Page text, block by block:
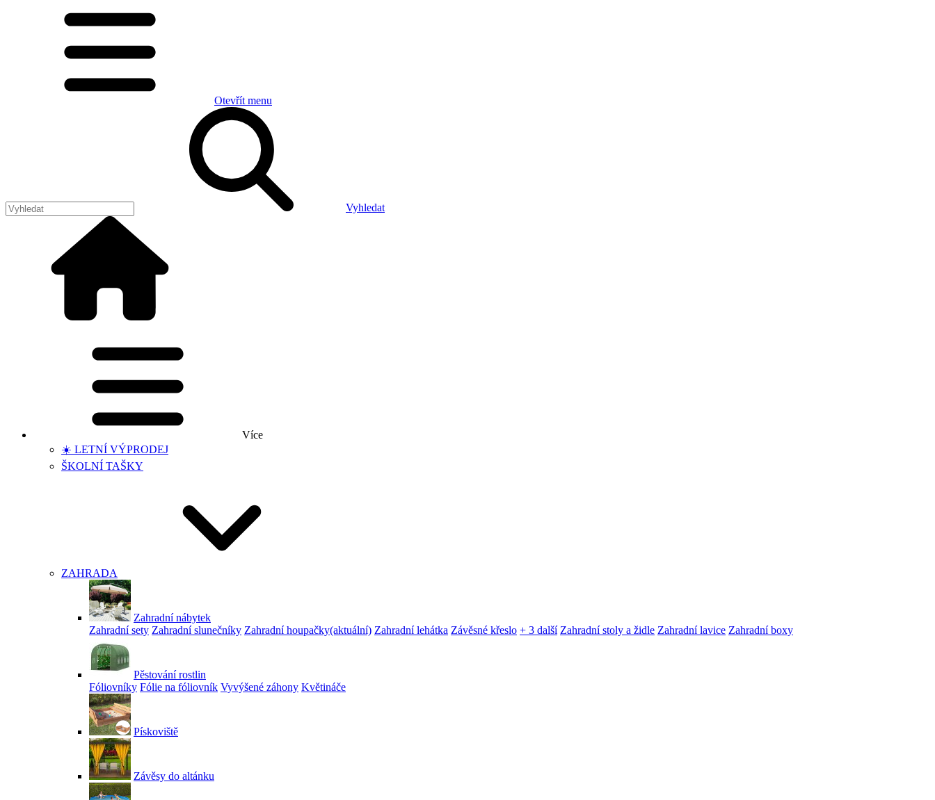
Otevřít menu
Vyhledat
Více
☀️ LETNÍ VÝPRODEJ
ŠKOLNÍ TAŠKY
ZAHRADA
Zahradní nábytek
Zahradní sety Zahradní slunečníky Zahradní houpačky(aktuální) Zahradní lehátka Závěsné křeslo + 3 další Zahradní stoly a židle Zahradní lavice Zahradní boxy
Pěstování rostlin
Fóliovníky Fólie na fóliovník Vyvýšené záhony Květináče
Pískoviště
Závěsy do altánku